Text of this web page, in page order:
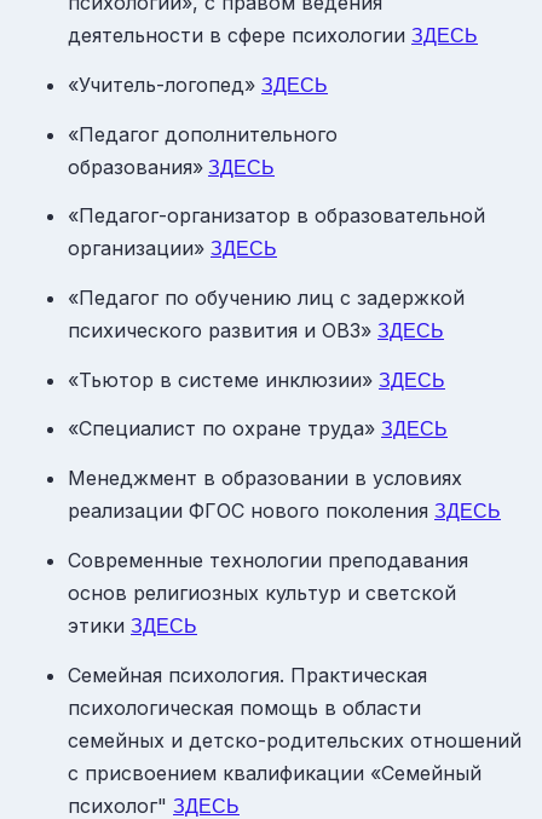
деятельности в сфере психологии ЗДЕСЬ
«Учитель-логопед» ЗДЕСЬ
«Педагог дополнительного
образования» ЗДЕСЬ
«Педагог-организатор в образовательной
организации» ЗДЕСЬ
«Педагог по обучению лиц с задержкой
психического развития и ОВЗ» ЗДЕСЬ
«Тьютор в системе инклюзии» ЗДЕСЬ
«Специалист по охране труда» ЗДЕСЬ
Менеджмент в образовании в условиях
реализации ФГОС нового поколения ЗДЕСЬ
Современные технологии преподавания
основ религиозных культур и светской
этики ЗДЕСЬ
Семейная психология. Практическая
психологическая помощь в области
семейных и детско-родительских отношений
с присвоением квалификации «Семейный
психолог" ЗДЕСЬ